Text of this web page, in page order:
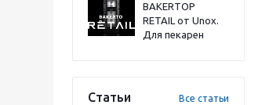
BAKERTOP
RETAIL от Unox.
Для пекарен
Статьи Все статьи